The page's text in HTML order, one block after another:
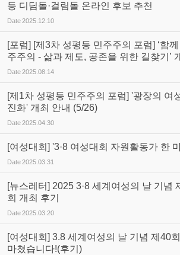
등 디딤돌·걸림돌 온라인 후보 추천
Date2025.12.10
[포럼] [제3차 성평등 민주주의 포럼] ‘함
주주의 - 삶과 제도, 공존을 위한 길찾기’
Date2025.08.14
[제1차 성평등 민주주의 포럼] '광장의 여
진화' 개최 안내 (5/26)
Date2025.04.30
[여성대회] '3·8 여성대회 자원활동가 한
Date2025.03.31
[뉴스레터] 2025 3·8 세계여성의 날 기념
회 개최 후기
Date2025.03.20
[여성대회] 3.8 세계여성의 날 기념 제40
마쳤습니다!(후기)